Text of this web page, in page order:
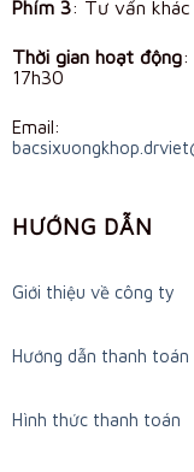
Phím 3: Tư vấn khác
Thời gian hoạt động:
17h30
Email:
HƯỚNG DẪN
Giới thiệu về công ty
Hướng dẫn thanh toán
Hình thức thanh toán